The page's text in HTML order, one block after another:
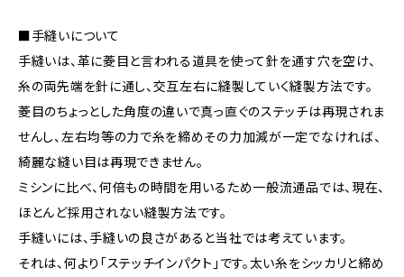
■手縫いについて
手縫いは、革に菱目と言われる道具を使って針を通す穴を空け、
糸の両先端を針に通し、交互左右に縫製していく縫製方法です。
菱目のちょっとした角度の違いで真っ直ぐのステッチは再現されま
せんし、左右均等の力で糸を締めその力加減が一定でなければ、
綺麗な縫い目は再現できません。
ミシンに比べ、何倍もの時間を用いるため一般流通品では、現在、
ほとんど採用されない縫製方法です。
手縫いには、手縫いの良さがあると当社では考えています。
それは、何より「ステッチインパクト」です。太い糸をシッカリと締め